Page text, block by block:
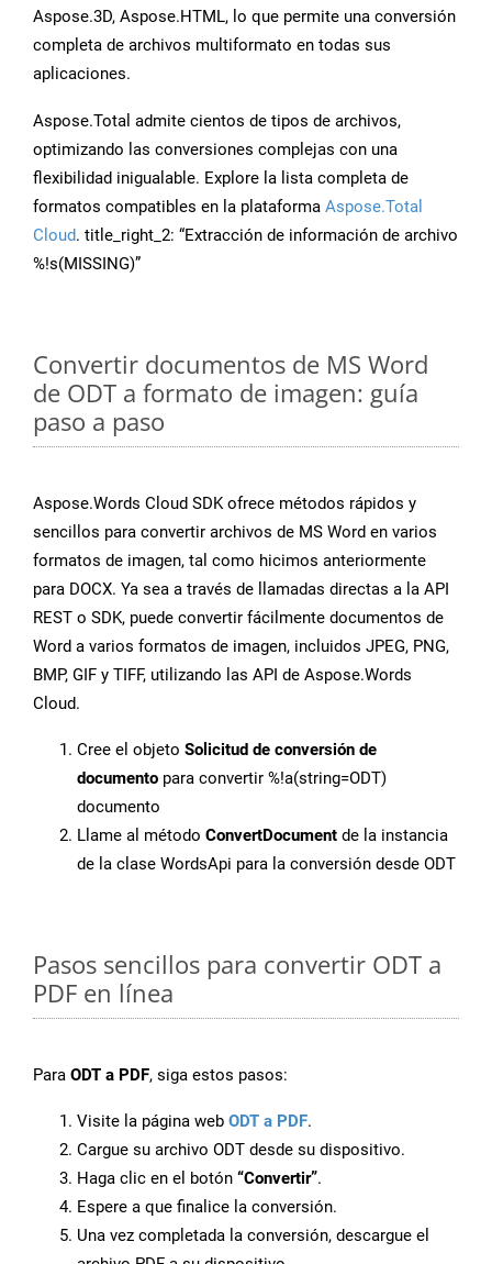
Aspose.3D, Aspose.HTML, lo que permite una conversión
completa de archivos multiformato en todas sus
aplicaciones.
Aspose.Total admite cientos de tipos de archivos,
optimizando las conversiones complejas con una
flexibilidad inigualable. Explore la lista completa de
formatos compatibles en la plataforma Aspose.Total
Cloud. title_right_2: “Extracción de información de archivo
%!s(MISSING)”
Convertir documentos de MS Word
de ODT a formato de imagen: guía
paso a paso
Aspose.Words Cloud SDK ofrece métodos rápidos y
sencillos para convertir archivos de MS Word en varios
formatos de imagen, tal como hicimos anteriormente
para DOCX. Ya sea a través de llamadas directas a la API
REST o SDK, puede convertir fácilmente documentos de
Word a varios formatos de imagen, incluidos JPEG, PNG,
BMP, GIF y TIFF, utilizando las API de Aspose.Words
Cloud.
Cree el objeto Solicitud de conversión de
documento para convertir %!a(string=ODT)
documento
Llame al método ConvertDocument de la instancia
de la clase WordsApi para la conversión desde ODT
Pasos sencillos para convertir ODT a
PDF en línea
Para ODT a PDF, siga estos pasos:
Visite la página web ODT a PDF.
Cargue su archivo ODT desde su dispositivo.
Haga clic en el botón “Convertir”.
Espere a que finalice la conversión.
Una vez completada la conversión, descargue el